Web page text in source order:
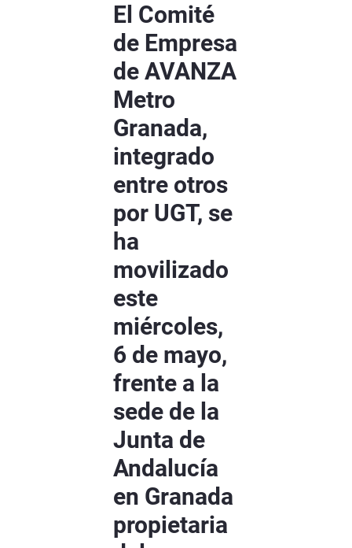
El Comité
de Empresa
de AVANZA
Metro
Granada,
integrado
entre otros
por UGT, se
ha
movilizado
este
miércoles,
6 de mayo,
frente a la
sede de la
Junta de
Andalucía
en Granada
propietaria